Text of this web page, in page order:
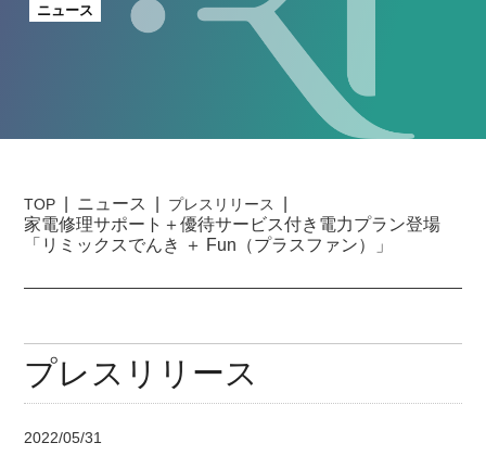
ニュース
TOP ニュース プレスリリース
家電修理サポート＋優待サービス付き電力プラン登場
「リミックスでんき ＋ Fun（プラスファン）」
プレスリリース
2022/05/31